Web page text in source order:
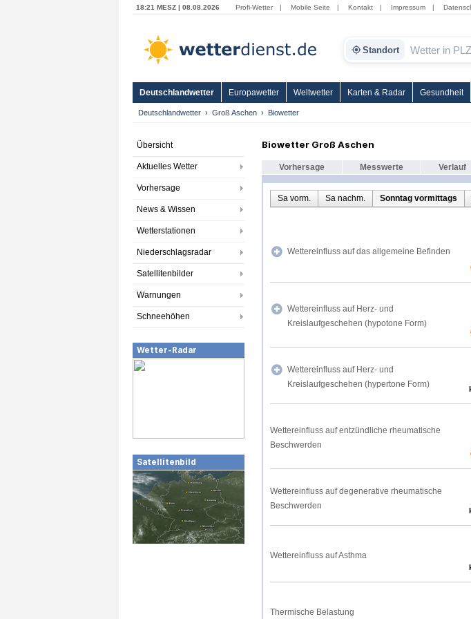
18:21 MESZ | 08.08.2026 Profi-Wetter | Mobile Seite | Kontakt | Impressum |
Standort
Deutschlandwetter Europawetter Weltwetter Karten & Radar Gesundheit
Deutschlandwetter Groß Aschen Biowetter
Übersicht
Aktuelles Wetter
Vorhersage
News & Wissen
Wetterstationen
Niederschlagsradar
Satellitenbilder
Warnungen
Schneehöhen
Wetter-Radar
Satellitenbild
Biowetter Groß Aschen
Vorhersage Messwerte Verlauf
Sa vorm. Sa nachm. Sonntag vormittags
Wettereinfluss auf das allgemeine Befinden
Wettereinfluss auf Herz- und
Kreislaufgeschehen (hypotone Form)
Wettereinfluss auf Herz- und
Kreislaufgeschehen (hypertone Form)
Wettereinfluss auf entzündliche rheumatische
Beschwerden
Wettereinfluss auf degenerative rheumatische
Beschwerden
Wettereinfluss auf Asthma
Thermische Belastung